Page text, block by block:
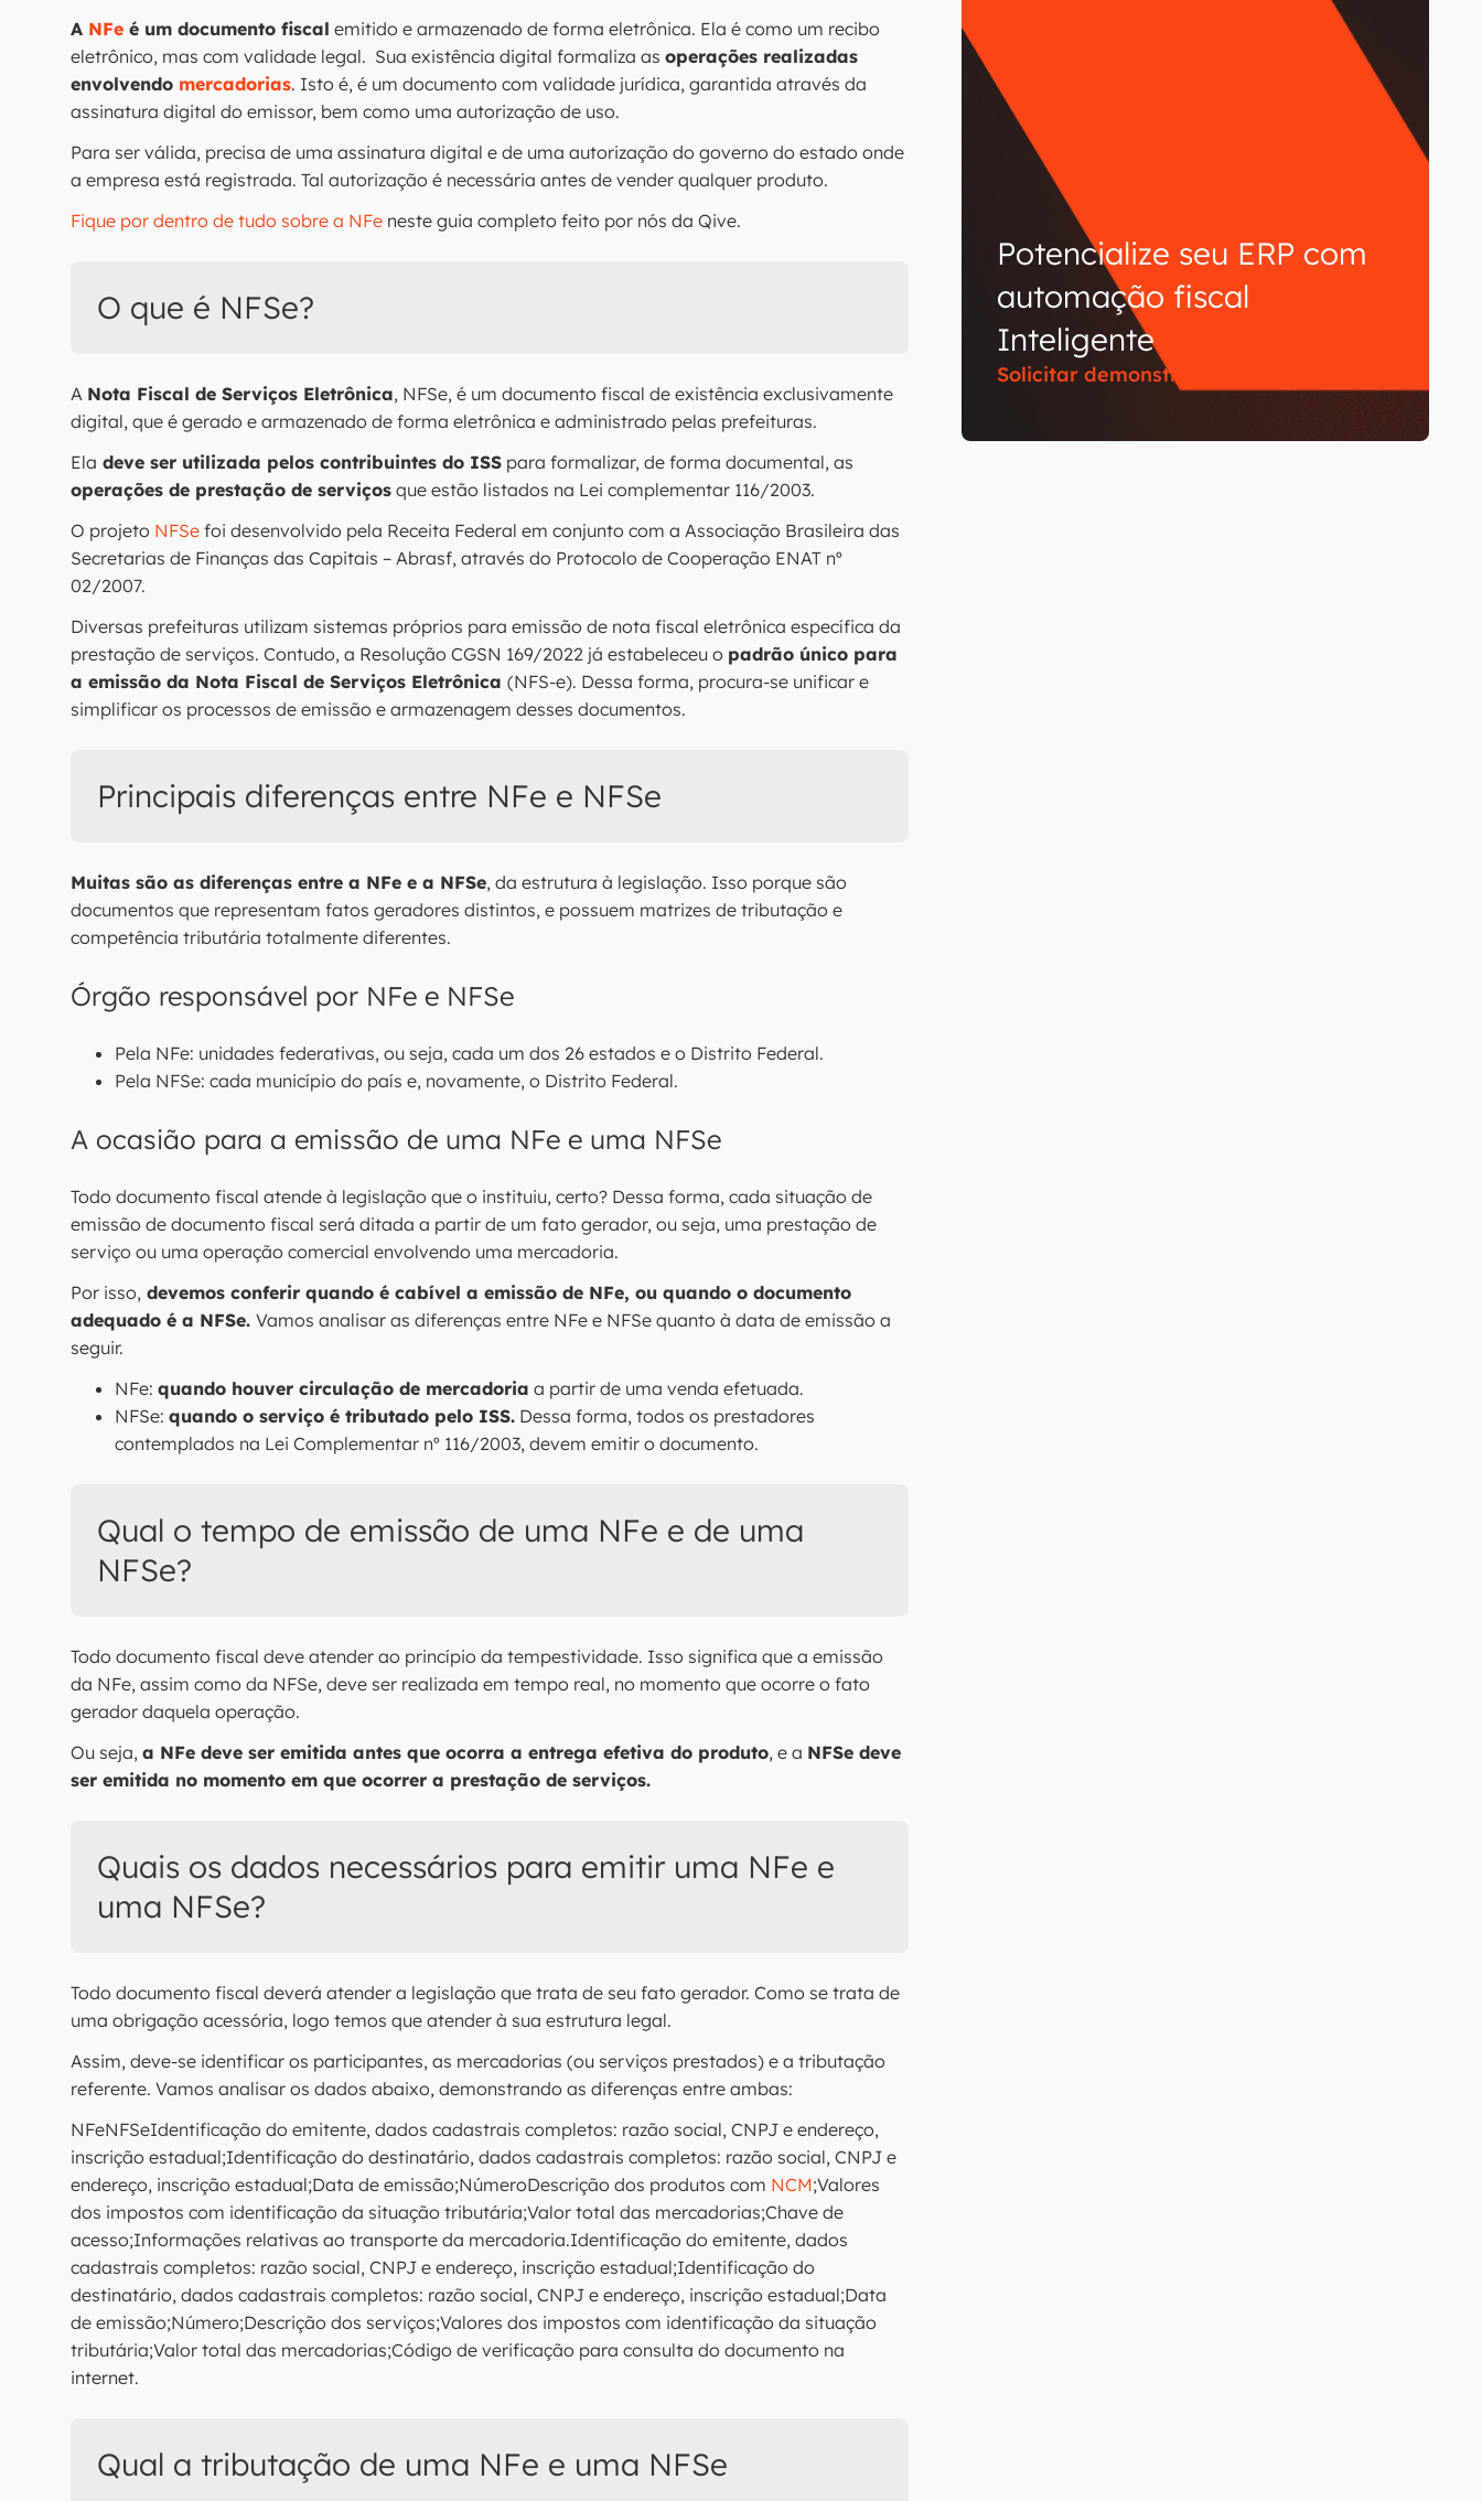
Potencialize seu ERP com
automação fiscal
Inteligente
Solicitar demonstração
A NFe é um documento fiscal emitido e armazenado de forma eletrônica. Ela é como um recibo
eletrônico, mas com validade legal. Sua existência digital formaliza as operações realizadas
envolvendo mercadorias. Isto é, é um documento com validade jurídica, garantida através da
assinatura digital do emissor, bem como uma autorização de uso.
Para ser válida, precisa de uma assinatura digital e de uma autorização do governo do estado onde
a empresa está registrada. Tal autorização é necessária antes de vender qualquer produto.
Fique por dentro de tudo sobre a NFe neste guia completo feito por nós da Qive.
O que é NFSe?
A Nota Fiscal de Serviços Eletrônica, NFSe, é um documento fiscal de existência exclusivamente
digital, que é gerado e armazenado de forma eletrônica e administrado pelas prefeituras.
Ela deve ser utilizada pelos contribuintes do ISS para formalizar, de forma documental, as
operações de prestação de serviços que estão listados na Lei complementar 116/2003.
O projeto NFSe foi desenvolvido pela Receita Federal em conjunto com a Associação Brasileira das
Secretarias de Finanças das Capitais – Abrasf, através do Protocolo de Cooperação ENAT nº
02/2007.
Diversas prefeituras utilizam sistemas próprios para emissão de nota fiscal eletrônica específica da
prestação de serviços. Contudo, a Resolução CGSN 169/2022 já estabeleceu o padrão único para
a emissão da Nota Fiscal de Serviços Eletrônica (NFS-e). Dessa forma, procura-se unificar e
simplificar os processos de emissão e armazenagem desses documentos.
Principais diferenças entre NFe e NFSe
Muitas são as diferenças entre a NFe e a NFSe, da estrutura à legislação. Isso porque são
documentos que representam fatos geradores distintos, e possuem matrizes de tributação e
competência tributária totalmente diferentes.
Órgão responsável por NFe e NFSe
Pela NFe: unidades federativas, ou seja, cada um dos 26 estados e o Distrito Federal.
Pela NFSe: cada município do país e, novamente, o Distrito Federal.
A ocasião para a emissão de uma NFe e uma NFSe
Todo documento fiscal atende à legislação que o instituiu, certo? Dessa forma, cada situação de
emissão de documento fiscal será ditada a partir de um fato gerador, ou seja, uma prestação de
serviço ou uma operação comercial envolvendo uma mercadoria.
Por isso, devemos conferir quando é cabível a emissão de NFe, ou quando o documento
adequado é a NFSe. Vamos analisar as diferenças entre NFe e NFSe quanto à data de emissão a
seguir.
NFe: quando houver circulação de mercadoria a partir de uma venda efetuada.
NFSe: quando o serviço é tributado pelo ISS. Dessa forma, todos os prestadores
contemplados na Lei Complementar nº 116/2003, devem emitir o documento.
Qual o tempo de emissão de uma NFe e de uma
NFSe?
Todo documento fiscal deve atender ao princípio da tempestividade. Isso significa que a emissão
da NFe, assim como da NFSe, deve ser realizada em tempo real, no momento que ocorre o fato
gerador daquela operação.
Ou seja, a NFe deve ser emitida antes que ocorra a entrega efetiva do produto, e a NFSe deve
ser emitida no momento em que ocorrer a prestação de serviços.
Quais os dados necessários para emitir uma NFe e
uma NFSe?
Todo documento fiscal deverá atender a legislação que trata de seu fato gerador. Como se trata de
uma obrigação acessória, logo temos que atender à sua estrutura legal.
Assim, deve-se identificar os participantes, as mercadorias (ou serviços prestados) e a tributação
referente. Vamos analisar os dados abaixo, demonstrando as diferenças entre ambas:
NFeNFSeIdentificação do emitente, dados cadastrais completos: razão social, CNPJ e endereço,
inscrição estadual;Identificação do destinatário, dados cadastrais completos: razão social, CNPJ e
endereço, inscrição estadual;Data de emissão;NúmeroDescrição dos produtos com NCM;Valores
dos impostos com identificação da situação tributária;Valor total das mercadorias;Chave de
acesso;Informações relativas ao transporte da mercadoria.Identificação do emitente, dados
cadastrais completos: razão social, CNPJ e endereço, inscrição estadual;Identificação do
destinatário, dados cadastrais completos: razão social, CNPJ e endereço, inscrição estadual;Data
de emissão;Número;Descrição dos serviços;Valores dos impostos com identificação da situação
tributária;Valor total das mercadorias;Código de verificação para consulta do documento na
internet.
Qual a tributação de uma NFe e uma NFSe